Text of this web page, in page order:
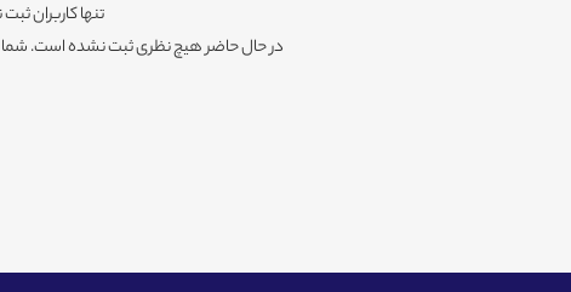
تنها کاربران
در حال حاضر هیچ نظری ثبت نشده است. شما